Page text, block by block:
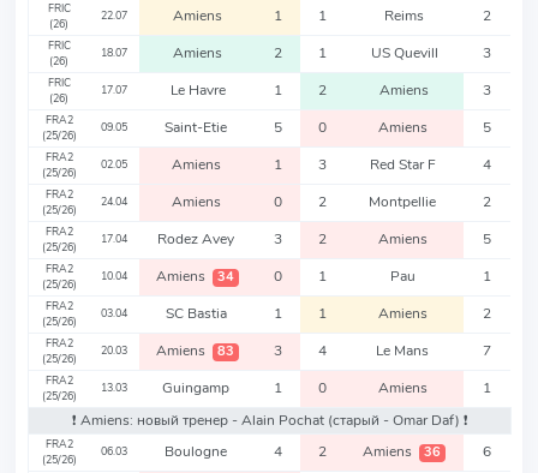
FRIC
(26)
22.07 Amiens 1 1 Reims 2
FRIC
(26)
18.07 Amiens 2 1 US Quevill 3
FRIC
(26)
17.07 Le Havre 1 2 Amiens 3
FRA2
(25/26)
09.05 Saint-Etie 5 0 Amiens 5
FRA2
(25/26)
02.05 Amiens 1 3 Red Star F 4
FRA2
(25/26)
24.04 Amiens 0 2 Montpellie 2
FRA2
(25/26)
17.04 Rodez Avey 3 2 Amiens 5
FRA2
(25/26)
10.04 Amiens 34 0 1 Pau 1
FRA2
(25/26)
03.04 SC Bastia 1 1 Amiens 2
FRA2
(25/26)
20.03 Amiens 83 3 4 Le Mans 7
FRA2
(25/26)
13.03 Guingamp 1 0 Amiens
1
❗️ Amiens: новый тренер - Alain Pochat (старый - Omar Daf) ❗️
FRA2
(25/26)
06.03 Boulogne 4 2 Amiens 36 6